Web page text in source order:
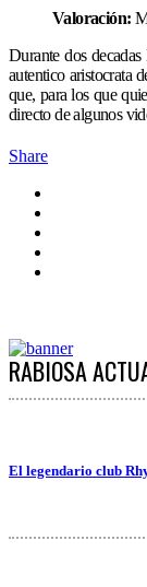
Valoración:
Durante dos
autentico aristocrata
que, para los que
directo de algunos
Share
RABIOSA
El legendario club